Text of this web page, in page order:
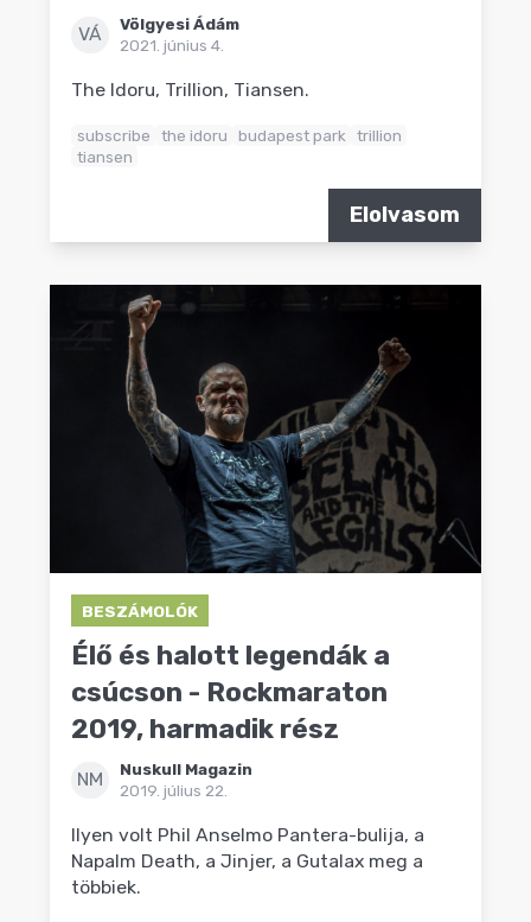
VÁ
Völgyesi Ádám
2021. június 4.
The Idoru, Trillion, Tiansen.
subscribe the idoru budapest park trillion
tiansen
Elolvasom
BESZÁMOLÓK
Élő és halott legendák a
csúcson - Rockmaraton
2019, harmadik rész
NM
Nuskull Magazin
2019. július 22.
Ilyen volt Phil Anselmo Pantera-bulija, a
Napalm Death, a Jinjer, a Gutalax meg a
többiek.